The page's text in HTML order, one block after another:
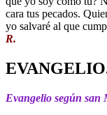
cara tus pecados.
yo salvaré al que
R.
Evangelio según san